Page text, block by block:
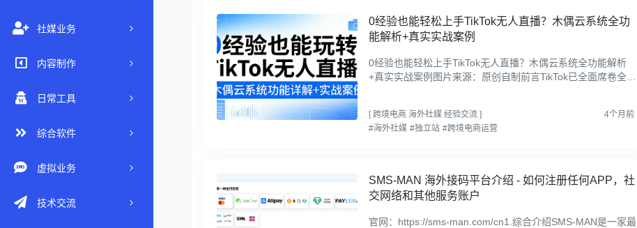
社媒业务
内容制作
日常工具
综合软件
虚拟业务
技术交流
0经验也能轻松上手TikTok无人直播？木偶云系统全功
能解析+真实实战案例
0经验也能轻松上手TikTok无人直播？木偶云系统全功能解析
+真实实战案例图片来源：原创自制前言TikTok已全面席卷全球
[跨境电商 海外社媒 经验交流]
4个月前
#海外社媒 #独立站 #跨境电商运营
SMS-MAN 海外接码平台介绍 - 如何注册任何APP，社
交网络和其他服务账户
官网：https://sms-man.com/cn1.综合介绍SMS-MAN是一家最